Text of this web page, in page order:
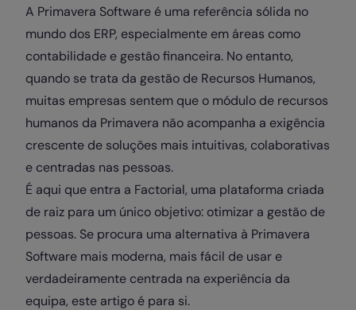
A Primavera Software é uma referência sólida no
mundo dos ERP, especialmente em áreas como
contabilidade e gestão financeira. No entanto,
quando se trata da gestão de Recursos Humanos,
muitas empresas sentem que o módulo de recursos
humanos da Primavera não acompanha a exigência
crescente de soluções mais intuitivas, colaborativas
e centradas nas pessoas.
É aqui que entra a Factorial, uma plataforma criada
de raiz para um único objetivo: otimizar a gestão de
pessoas. Se procura uma alternativa à Primavera
Software mais moderna, mais fácil de usar e
verdadeiramente centrada na experiência da
equipa, este artigo é para si.